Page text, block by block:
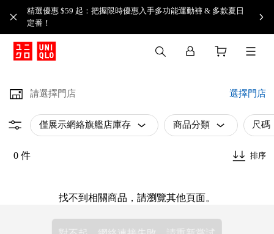
精選優惠 $59 起：把握限時優惠入手多功能運動褲 & 多款夏日
定番！​
請選擇門店 選擇門店
僅展示網絡旗艦店庫存 商品分類 尺碼
0 件 排序
找不到相關商品，請瀏覽其他頁面。